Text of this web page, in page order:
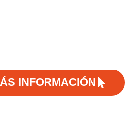
INFORMACIÓN